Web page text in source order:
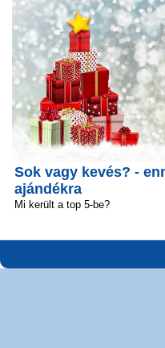
Sok vagy kevés? -
ajándékra
Mi került a top 5-be?